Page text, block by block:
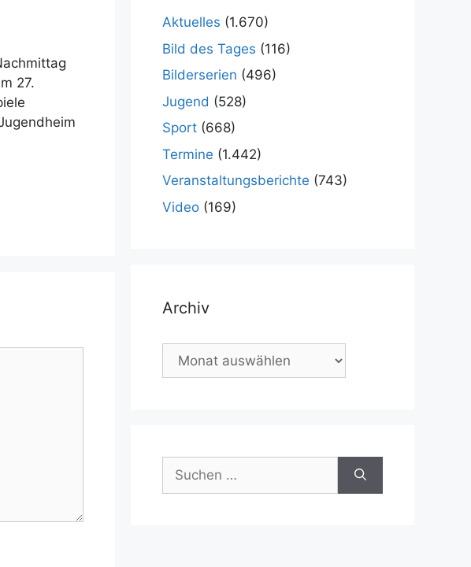
27.
Aktuelles (1.670)
Bild des Tages (116)
Bilderserien (496)
Jugend (528)
Sport (668)
Termine (1.442)
Veranstaltungsberichte (743)
Video (169)
Archiv
Archiv
nach: